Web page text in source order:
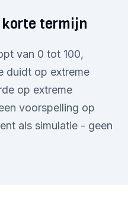
korte termijn
van 0 tot 100,
duidt op extreme
op extreme
voorspelling op
als simulatie - geen